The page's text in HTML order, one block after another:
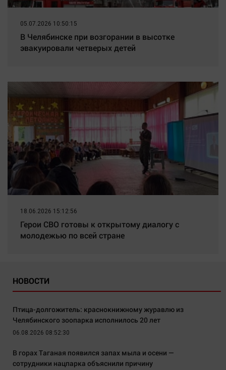
05.07.2026 10:50:15
В Челябинске при возгорании в высотке
эвакуировали четверых детей
18.06.2026 15:12:56
Герои СВО готовы к открытому диалогу с
молодежью по всей стране
НОВОСТИ
Птица-долгожитель: краснокнижному журавлю из
Челябинского зоопарка исполнилось 20 лет
06.08.2026 08:52:30
В горах Таганая появился запах мыла и осени —
сотрудники нацпарка объяснили причину